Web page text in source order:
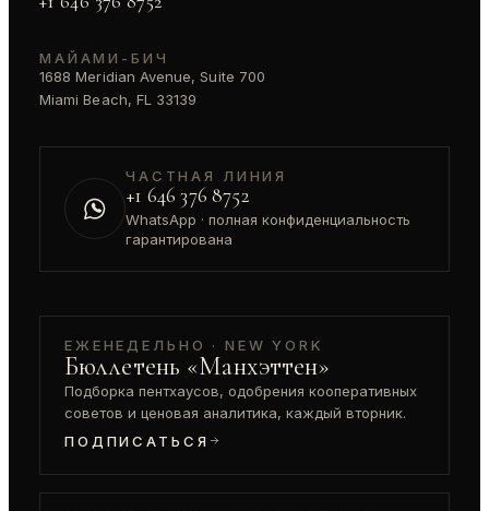
МАЙАМИ-БИЧ
1688 Meridian Avenue, Suite 700
Miami Beach, FL 33139
ЧАСТНАЯ ЛИНИЯ
+1 646 376 8752
WhatsApp · полная конфиденциальность
гарантирована
ЕЖЕНЕДЕЛЬНО · NEW YORK
Бюллетень «Манхэттен»
Подборка пентхаусов, одобрения кооперативных
советов и ценовая аналитика, каждый вторник.
ПОДПИСАТЬСЯ